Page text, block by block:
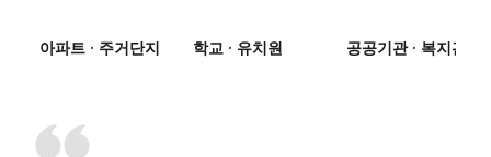
아파트 · 주거단지 학교 · 유치원 공공기관 · 복지관